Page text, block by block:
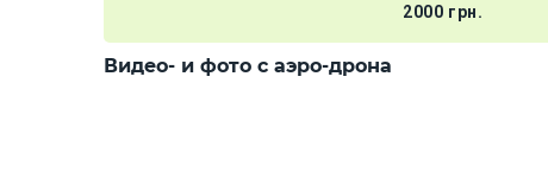
2000 грн.
Видео- и фото с аэро-дрона